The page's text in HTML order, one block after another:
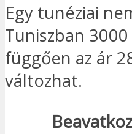
Egy tunéziai
Tuniszban
függően az ár
változhat.